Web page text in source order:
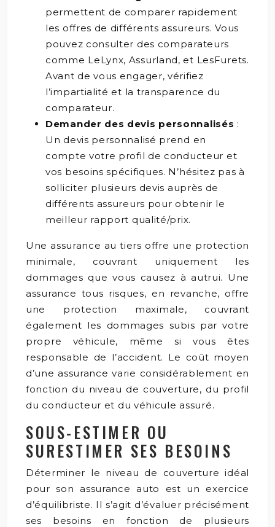
permettent de comparer rapidement
les offres de différents assureurs. Vous
pouvez consulter des comparateurs
comme LeLynx, Assurland, et LesFurets.
Avant de vous engager, vérifiez
l’impartialité et la transparence du
comparateur.
Demander des devis personnalisés :
Un devis personnalisé prend en
compte votre profil de conducteur et
vos besoins spécifiques. N’hésitez pas à
solliciter plusieurs devis auprès de
différents assureurs pour obtenir le
meilleur rapport qualité/prix.
Une assurance au tiers offre une protection
minimale, couvrant uniquement les
dommages que vous causez à autrui. Une
assurance tous risques, en revanche, offre
une protection maximale, couvrant
également les dommages subis par votre
propre véhicule, même si vous êtes
responsable de l’accident. Le coût moyen
d’une assurance varie considérablement en
fonction du niveau de couverture, du profil
du conducteur et du véhicule assuré.
SOUS-ESTIMER OU
SURESTIMER SES BESOINS
Déterminer le niveau de couverture idéal
pour son assurance auto est un exercice
d’équilibriste. Il s’agit d’évaluer précisément
ses besoins en fonction de plusieurs